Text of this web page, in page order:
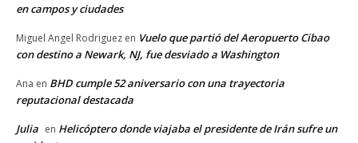
en campos y ciudades
Miguel Angel Rodriguez en Vuelo que partió del Aeropuerto Cibao
con destino a Newark, NJ, fue desviado a Washington
Ana en BHD cumple 52 aniversario con una trayectoria
reputacional destacada
Julia en Helicóptero donde viajaba el presidente de Irán sufre un